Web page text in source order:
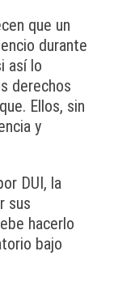
que un
durante
así lo
derechos
Ellos, sin
y
DUI, la
sus
hacerlo
bajo